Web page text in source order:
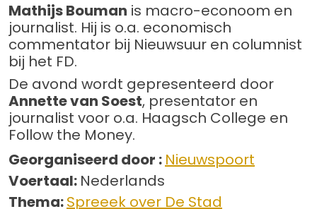
Mathijs Bouman is macro-econoom en
journalist. Hij is o.a. economisch
commentator bij Nieuwsuur en columnist
bij het FD.
De avond wordt gepresenteerd door
Annette van Soest, presentator en
journalist voor o.a. Haagsch College en
Follow the Money.
Georganiseerd door : Nieuwspoort
Voertaal: Nederlands
Thema:Spreeek over De Stad